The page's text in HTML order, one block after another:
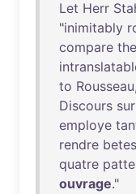
Let Herr
"inimitably
compare
to Rousseau,
Discours sur
employe
rendre betes
quatre
ouvrage."